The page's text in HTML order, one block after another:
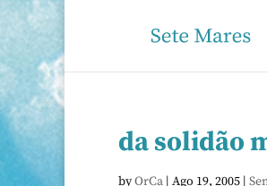
da solidão
byOrCa | Ago 19, 2005 |